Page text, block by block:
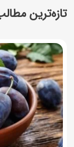
تازه‌ترین
۳۵ لیست غذاهای جدید و متفاوت؛
14 مرداد 1405
13 مرداد 1405